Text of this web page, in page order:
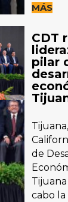
MÁS
CDT
pilar
de
cabo la